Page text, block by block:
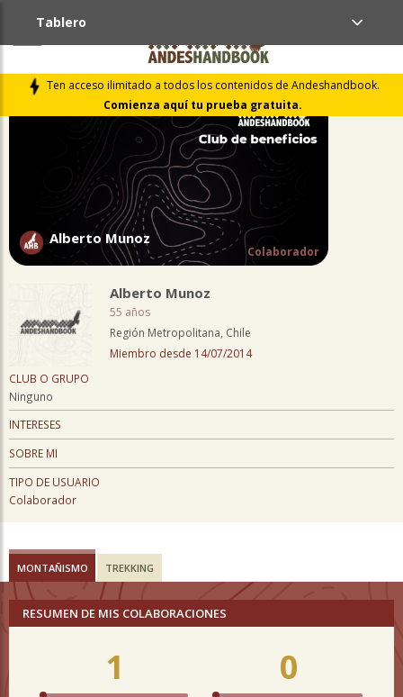
Ten acceso ilimitado a todos los contenidos de Andeshandbook.
Comienza aquí tu prueba gratuita.
Tablero
Alberto Munoz
Colaborador
Alberto Munoz
55 años
Región Metropolitana, Chile
Miembro desde 14/07/2014
CLUB O GRUPO
Ninguno
INTERESES
SOBRE MI
TIPO DE USUARIO
Colaborador
MONTAÑISMO TREKKING
RESUMEN DE MIS COLABORACIONES
1 0